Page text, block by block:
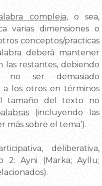
compleja, o sea,
varias dimensiones o
conceptos/practicas
deberá mantener
restantes, debiendo
no ser demasiado
a los otros en términos
tamaño del texto no
(incluyendo las
más sobre el tema’).
deliberativa,
2: Ayni (Marka; Ayllu;